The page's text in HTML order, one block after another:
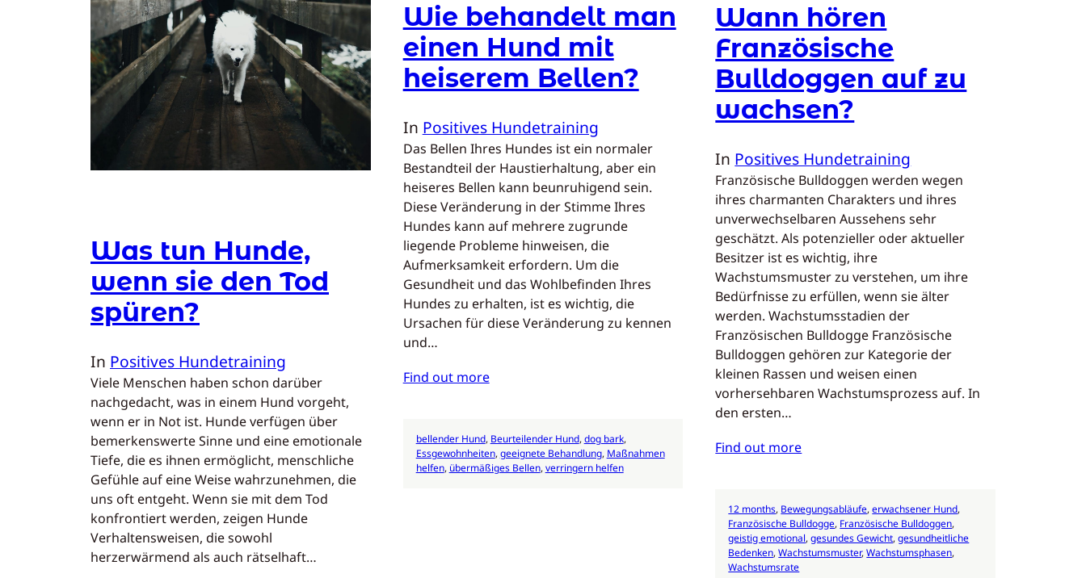
Was tun Hunde,
wenn sie den Tod
spüren?
In Positives Hundetraining
Viele Menschen haben schon darüber
nachgedacht, was in einem Hund vorgeht,
wenn er in Not ist. Hunde verfügen über
bemerkenswerte Sinne und eine emotionale
Tiefe, die es ihnen ermöglicht, menschliche
Gefühle auf eine Weise wahrzunehmen, die
uns oft entgeht. Wenn sie mit dem Tod
konfrontiert werden, zeigen Hunde
Verhaltensweisen, die sowohl
herzerwärmend als auch rätselhaft…
Wie behandelt man
einen Hund mit
heiserem Bellen?
In Positives Hundetraining
Das Bellen Ihres Hundes ist ein normaler
Bestandteil der Haustierhaltung, aber ein
heiseres Bellen kann beunruhigend sein.
Diese Veränderung in der Stimme Ihres
Hundes kann auf mehrere zugrunde
liegende Probleme hinweisen, die
Aufmerksamkeit erfordern. Um die
Gesundheit und das Wohlbefinden Ihres
Hundes zu erhalten, ist es wichtig, die
Ursachen für diese Veränderung zu kennen
und…
Find out more
bellender Hund, Beurteilender Hund, dog bark
Essgewohnheiten, geeignete Behandlung, Maßnahmen
helfen, übermäßiges Bellen, verringern helfen
Wann hören
Französische
Bulldoggen auf zu
wachsen?
In Positives Hundetraining
Französische Bulldoggen werden wegen
ihres charmanten Charakters und ihres
unverwechselbaren Aussehens sehr
geschätzt. Als potenzieller oder aktueller
Besitzer ist es wichtig, ihre
Wachstumsmuster zu verstehen, um ihre
Bedürfnisse zu erfüllen, wenn sie älter
werden. Wachstumsstadien der
Französischen Bulldogge Französische
Bulldoggen gehören zur Kategorie der
kleinen Rassen und weisen einen
vorhersehbaren Wachstumsprozess auf. In
den ersten…
Find out more
12 months, Bewegungsabläufe, erwachsener Hund
Französische Bulldogge, Französische Bulldoggen
geistig emotional, gesundes Gewicht, gesundheitliche
Bedenken, Wachstumsmuster, Wachstumsphasen
Wachstumsrate